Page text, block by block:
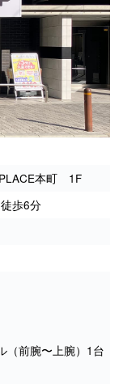
本町 1F
歩6分
（前腕〜上腕）1台